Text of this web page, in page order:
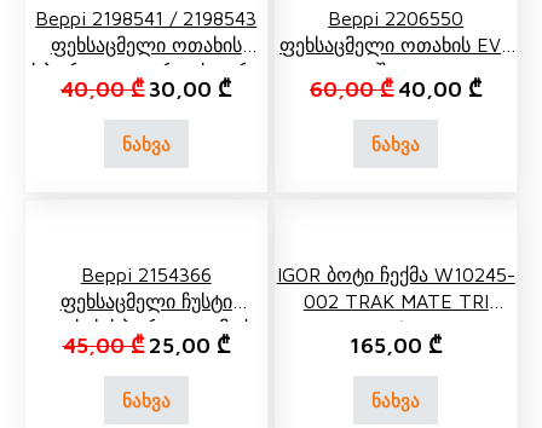
Beppi 2198541 / 2198543
Ფეხსაცმელი Ოთახის
Სპორტული Ვარდისფერი
40,00₾ Original price was: 40,00 ₾.
30,00 ₾Current price is: 30,00 ₾.
ნახვა
Beppi 2206550
Ფეხსაცმელი Ოთახის EVA
Შავი
60,00₾ Original price
40,00 ₾
ნახვა
Beppi 2154366
Ფეხსაცმელი Ჩუსტი
Ოთახის Სპორტული Მუქი
Ლურჯი/თეთრი
45,00₾ Original price was: 45,00 ₾.
25,00 ₾Current price is: 25,00 ₾.
ნახვა
IGOR Ბოტი Ჩექმა W10245-
002 TRAK MATE TRI
NEGRO/BLACK
165,00 ₾
ნახვა